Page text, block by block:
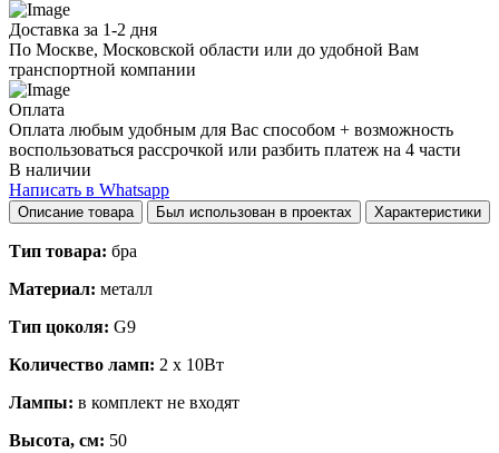
Доставка за 1-2 дня
По Москве, Московской области или до удобной Вам
транспортной компании
Оплата
Оплата любым удобным для Вас способом + возможность
воспользоваться рассрочкой или разбить платеж на 4 части
В наличии
Написать в Whatsapp
Описание товара Был использован в проектах Характеристики
Тип товара: бра
Материал: металл
Тип цоколя: G9
Количество ламп: 2 х 10Вт
Лампы: в комплект не входят
Высота, см: 50